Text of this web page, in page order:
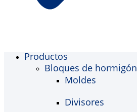
Productos
Bloques de hormigón
Moldes
Divisores